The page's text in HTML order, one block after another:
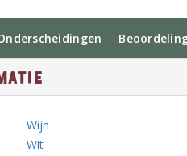
Wijn
Wit